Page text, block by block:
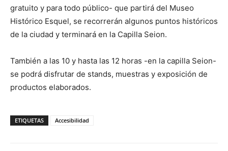
gratuito y para todo público- que partirá del Museo
Histórico Esquel, se recorrerán algunos puntos históricos
de la ciudad y terminará en la Capilla Seion.
También a las 10 y hasta las 12 horas -en la capilla Seion-
se podrá disfrutar de stands, muestras y exposición de
productos elaborados.
ETIQUETAS Accesibilidad